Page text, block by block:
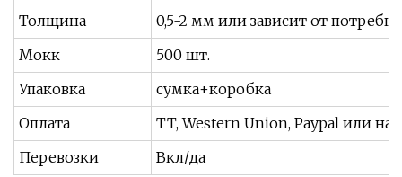
Толщина
0,5-2 мм или зависит от
Мокк
500 шт.
Упаковка
сумка+коробка
Оплата
TT, Western Union, Paypal или
Перевозки
Вкл/да